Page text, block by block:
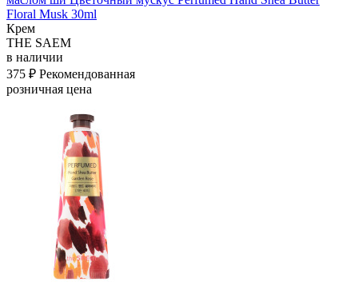
Floral Musk 30ml
Крем
THE SAEM
в наличии
375 ₽ Рекомендованная
розничная цена